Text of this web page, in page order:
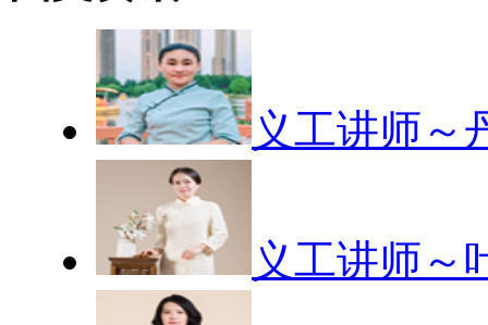
义工讲师～
义工讲师～